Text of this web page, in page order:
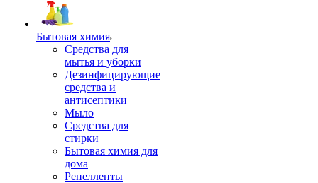
Бытовая химия
Средства для
мытья и уборки
Дезинфицирующие
средства и
антисептики
Мыло
Средства для
стирки
Бытовая химия для
дома
Репелленты